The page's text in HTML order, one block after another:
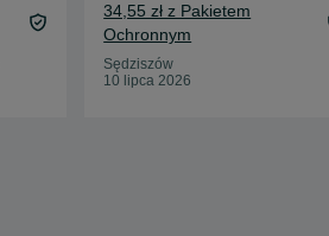
34,55 zł z Pakietem
Ochronnym
Sędziszów
10 lipca 2026